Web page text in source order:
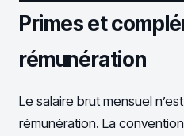
Primes et
rémunération
Le salaire brut mensuel
rémunération. La